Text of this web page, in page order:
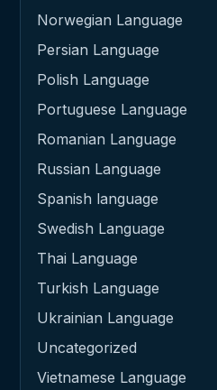
Norwegian Language
Persian Language
Polish Language
Portuguese Language
Romanian Language
Russian Language
Spanish language
Swedish Language
Thai Language
Turkish Language
Ukrainian Language
Uncategorized
Vietnamese Language